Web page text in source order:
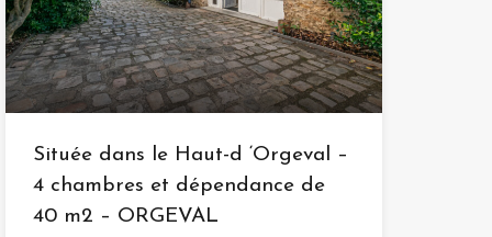
Située dans le Haut-d ‘Orgeval –
4 chambres et dépendance de
40 m2 – ORGEVAL